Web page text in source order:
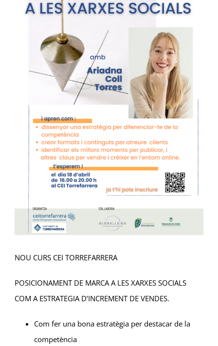
Image
NOU CURS CEI TORREFARRERA
POSICIONAMENT DE MARCA A LES XARXES SOCIALS
COM A ESTRATEGIA D’INCREMENT DE VENDES.
Com fer una bona estratègia per destacar de la
competència